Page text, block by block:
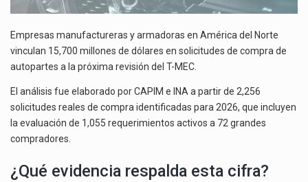
Empresas manufactureras y armadoras en América del Norte
vinculan 15,700 millones de dólares en solicitudes de compra de
autopartes a la próxima revisión del T-MEC.
El análisis fue elaborado por CAPIM e INA a partir de 2,256
solicitudes reales de compra identificadas para 2026, que incluyen
la evaluación de 1,055 requerimientos activos a 72 grandes
compradores.
¿Qué evidencia respalda esta cifra?